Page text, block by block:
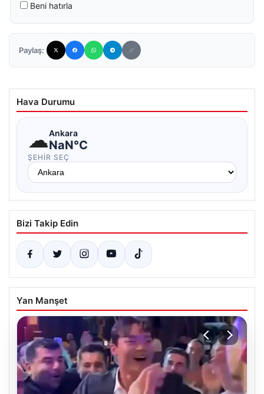
Beni hatırla
Paylaş:
Hava Durumu
☁Ankara
NaN°C
ŞEHIR SEÇ
Bizi Takip Edin
Yan Manşet